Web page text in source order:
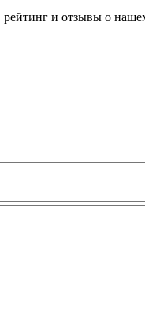
и отзывы о